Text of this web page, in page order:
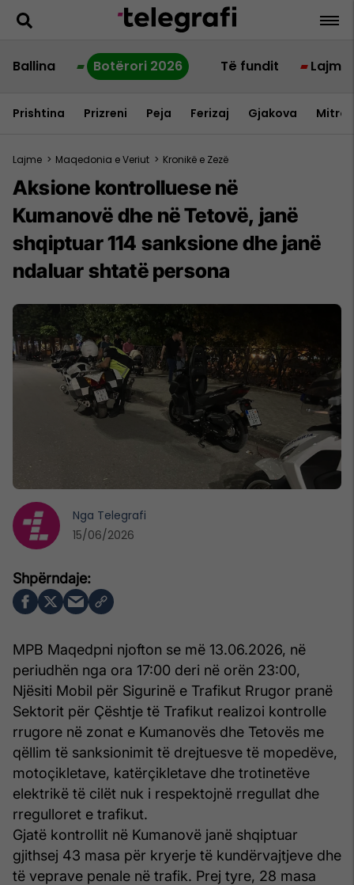
Ballina Botërori 2026 Të fundit Lajme
Prishtina Prizreni Peja Ferizaj Gjakova
Lajme > Maqedonia e Veriut > Kronikë e Zezë
Aksione kontrolluese në
Kumanovë dhe në Tetovë, janë
shqiptuar 114 sanksione dhe janë
ndaluar shtatë persona
MPB Maqedpni njofton se më 13.06.2026, në
periudhën nga ora 17:00 deri në orën 23:00,
Njësiti Mobil për Sigurinë e Trafikut Rrugor pranë
Sektorit për Çështje të Trafikut realizoi kontrolle
rrugore në zonat e Kumanovës dhe Tetovës me
qëllim të sanksionimit të drejtuesve të mopedëve,
motoçikletave, katërçikletave dhe trotinetëve
elektrikë të cilët nuk i respektojnë rregullat dhe
rregulloret e trafikut.
Gjatë kontrollit në Kumanovë janë shqiptuar
gjithsej 43 masa për kryerje të kundërvajtjeve dhe
të veprave penale në trafik. Prej tyre, 28 masa
Nga Telegrafi
15/06/2026